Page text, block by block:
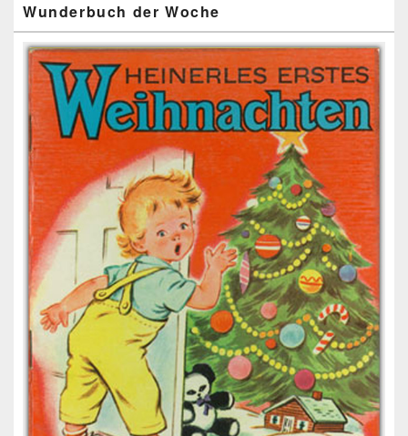
Wunderbuch der Woche